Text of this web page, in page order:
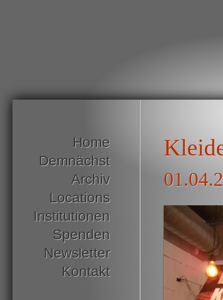
Home
Demnächst
Archiv
Locations
Institutionen
Spenden
Newsletter
Kontakt